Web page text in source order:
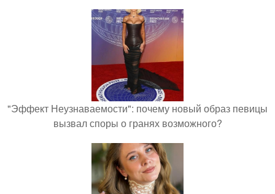
"Эффект Неузнаваемости": почему новый образ певицы
вызвал споры о гранях возможного?